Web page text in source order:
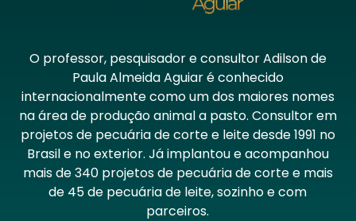
O professor, pesquisador e consultor Adilson de
Paula Almeida Aguiar é conhecido
internacionalmente como um dos maiores nomes
na área de produção animal a pasto. Consultor em
projetos de pecuária de corte e leite desde 1991 no
Brasil e no exterior. Já implantou e acompanhou
mais de 340 projetos de pecuária de corte e mais
de 45 de pecuária de leite, sozinho e com
parceiros.